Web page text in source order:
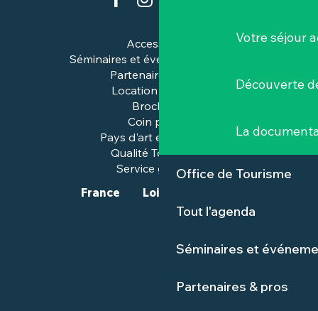
Votre séjour
Découverte
La
Office de Tourisme
Tout l'agenda
Séminaires et
Partenaires & pros
Accessibilité
Séminaires et événements pros
Partenaires & pros
Location de salles
Brochures
Coin presse
Pays d'art et d'histoire
Qualité Tourisme™
Service groupes
France
Loire-Atlantique